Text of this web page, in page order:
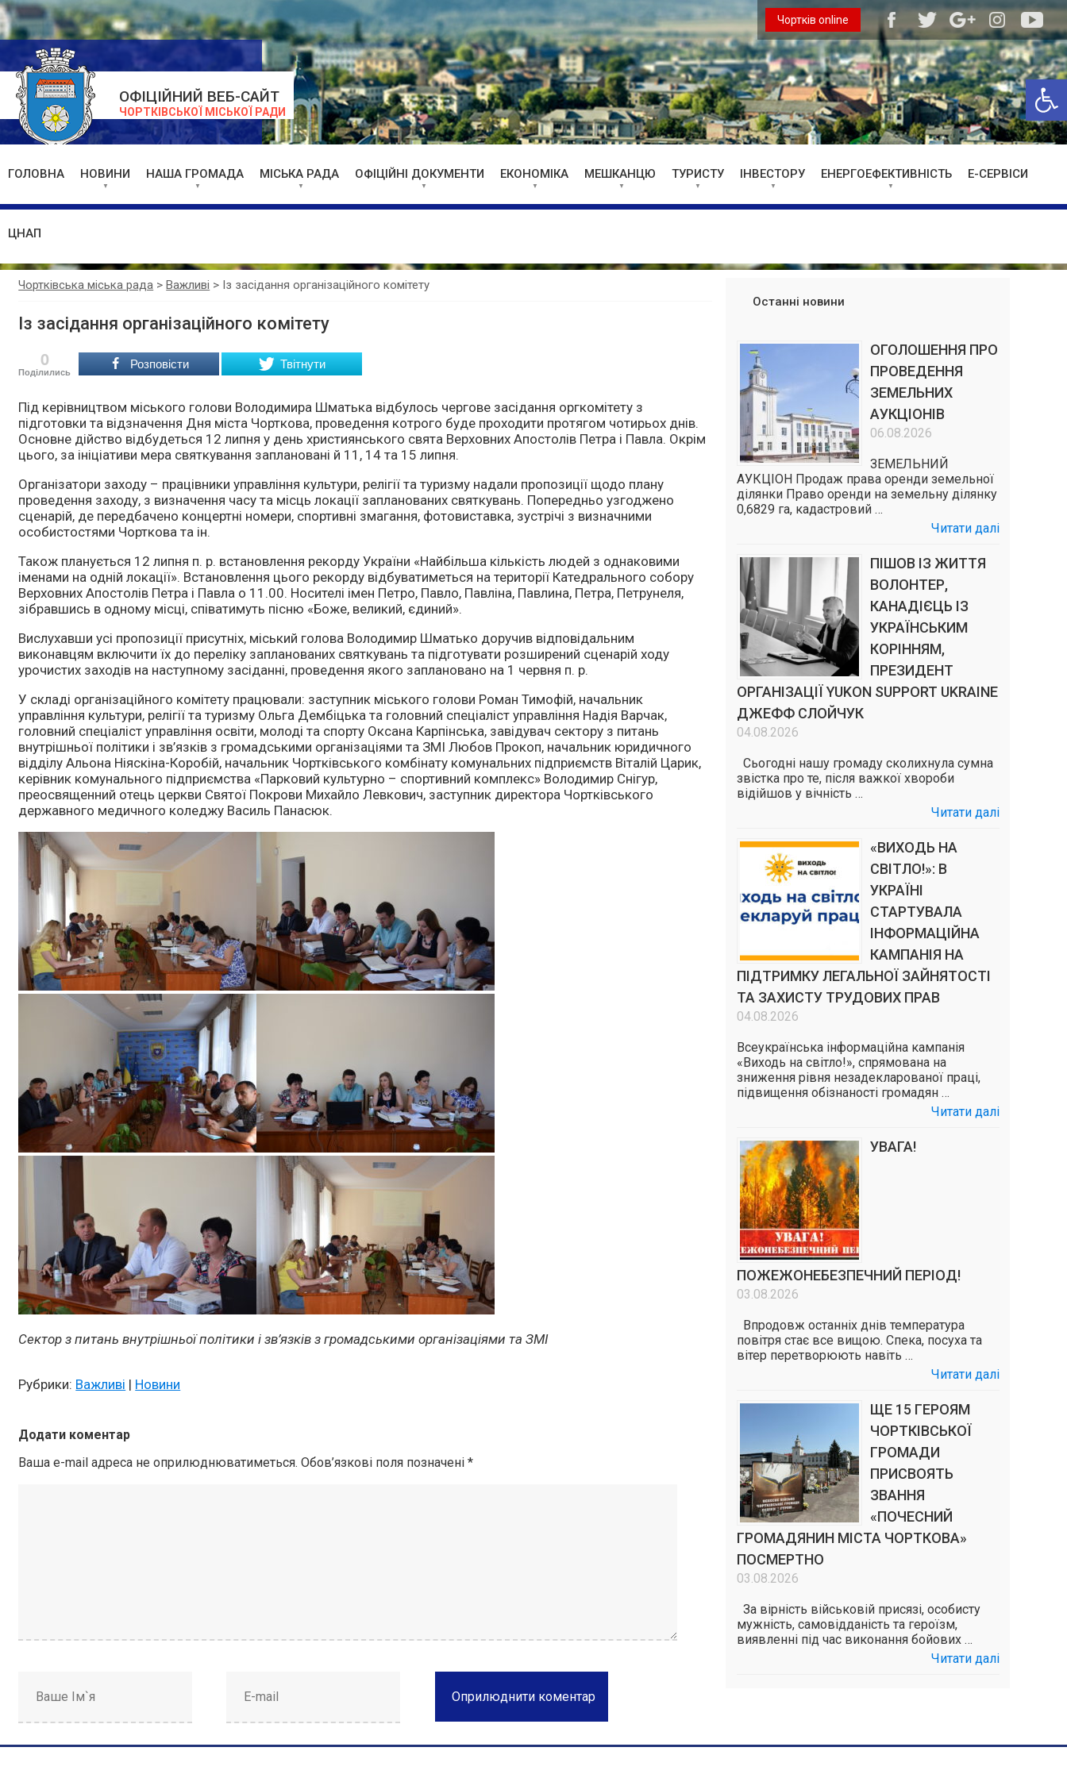
ОФІЦІЙНИЙ ВЕБ-САЙТ
ЧОРТКІВСЬКОЇ МІСЬКОЇ РАДИ
Чортків online
ГОЛОВНА НОВИНИ НАША ГРОМАДА МІСЬКА РАДА ОФІЦІЙНІ ДОКУМЕНТИ ЕКОНОМІКА МЕШКАНЦЮ ТУРИСТУ ІНВЕСТОРУ ЕНЕРГОЕФЕКТИВНІСТЬ Е-СЕРВІСИ
ЦНАП
Чортківська міська рада >Важливі > Із засідання організаційного комітету
Із засідання організаційного комітету
0
Поділились
Розповісти Твітнути
Під керівництвом міського голови Володимира Шматька відбулось чергове засідання оргкомітету з
підготовки та відзначення Дня міста Чорткова, проведення котрого буде проходити протягом чотирьох днів.
Основне дійство відбудеться 12 липня у день християнського свята Верховних Апостолів Петра і Павла. Окрім
цього, за ініціативи мера святкування заплановані й 11, 14 та 15 липня.
Організатори заходу – працівники управління культури, релігії татуризму надали пропозиції щодо плану
проведення заходу, з визначення часу та місць локації запланованих святкувань. Попередньо узгоджено
сценарій, де передбачено концертні номери, спортивні змагання, фотовиставка, зустрічі з визначними
особистостями Чорткова та ін.
Також планується 12 липня п. р. встановлення рекорду України «Найбільша кількість людей з однаковими
іменами на одній локації». Встановлення цього рекорду відбуватиметься на території Катедрального собору
Верховних Апостолів Петра і Павла о 11.00. Носителі імен Петро, Павло, Павліна, Павлина, Петра, Петрунеля,
зібравшись в одному місці, співатимуть пісню «Боже, великий, єдиний».
Вислухавши усі пропозиції присутніх, міський голова Володимир Шматько доручив відповідальним
виконавцям включити їх до переліку запланованих святкувань та підготувати розширений сценарій ходу
урочистих заходів на наступному засіданні, проведення якого заплановано на 1 червня п. р.
У складі організаційного комітету працювали: заступник міського голови Роман Тимофій, начальник
управління культури, релігії та туризму Ольга Дембіцька та головний спеціаліст управління Надія Варчак,
головний спеціаліст управління освіти, молоді та спорту Оксана Карпінська, завідувач сектору з питань
внутрішньої політики і зв’язків з громадськими організаціями та ЗМІ Любов Прокоп, начальник юридичного
відділу Альона Ніяскіна-Коробій, начальник Чортківського комбінату комунальних підприємств Віталій Царик,
керівник комунального підприємства «Парковий культурно – спортивний комплекс» Володимир Снігур,
преосвященний отець церкви Святої Покрови Михайло Левкович, заступник директора Чортківського
державного медичного коледжу Василь Панасюк.
Сектор з питань внутрішньої політики і зв’язків з громадськими організаціями та ЗМІ
Рубрики: Важливі | Новини
Додати коментар
Ваша e-mail адреса не оприлюднюватиметься. Обов’язкові поля позначені*
Останні новини
ОГОЛОШЕННЯ ПРО
ПРОВЕДЕННЯ
ЗЕМЕЛЬНИХ
АУКЦІОНІВ
06.08.2026
ЗЕМЕЛЬНИЙ
АУКЦІОН Продаж права оренди земельної
ділянки Право оренди на земельну ділянку
0,6829 га, кадастровий …
Читати далі
ПІШОВ ІЗ ЖИТТЯ
ВОЛОНТЕР,
КАНАДІЄЦЬ ІЗ
УКРАЇНСЬКИМ
КОРІННЯМ,
ПРЕЗИДЕНТ
ОРГАНІЗАЦІЇ YUKON SUPPORT UKRAINE
ДЖЕФФ СЛОЙЧУК
04.08.2026
Сьогодні нашу громаду сколихнула сумна
звістка про те, після важкої хвороби
відійшов у вічність …
Читати далі
«ВИХОДЬ НА
СВІТЛО!»: В
УКРАЇНІ
СТАРТУВАЛА
ІНФОРМАЦІЙНА
КАМПАНІЯ НА
ПІДТРИМКУ ЛЕГАЛЬНОЇ ЗАЙНЯТОСТІ
ТА ЗАХИСТУ ТРУДОВИХ ПРАВ
04.08.2026
Всеукраїнська інформаційна кампанія
«Виходь на світло!», спрямована на
зниження рівня незадекларованої праці,
підвищення обізнаності громадян …
Читати далі
УВАГА!
ПОЖЕЖОНЕБЕЗПЕЧНИЙ ПЕРІОД!
03.08.2026
Впродовж останніх днів температура
повітря стає все вищою. Спека, посуха та
вітер перетворюють навіть …
Читати далі
ЩЕ 15 ГЕРОЯМ
ЧОРТКІВСЬКОЇ
ГРОМАДИ
ПРИСВОЯТЬ
ЗВАННЯ
«ПОЧЕСНИЙ
ГРОМАДЯНИН МІСТА ЧОРТКОВА»
ПОСМЕРТНО
03.08.2026
За вірність військовій присязі, особисту
мужність, самовідданість та героїзм,
виявленні під час виконання бойових …
Читати далі